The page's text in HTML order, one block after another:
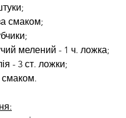
смаком;
мелений - 1 ч. ложка;
- ​​3 ст. ложки;
смаком.